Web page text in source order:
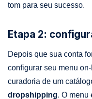
tom para seu sucesso.
Etapa 2:
Depois que sua conta
configurar seu menu
curadoria de um
dropshipping. O menu